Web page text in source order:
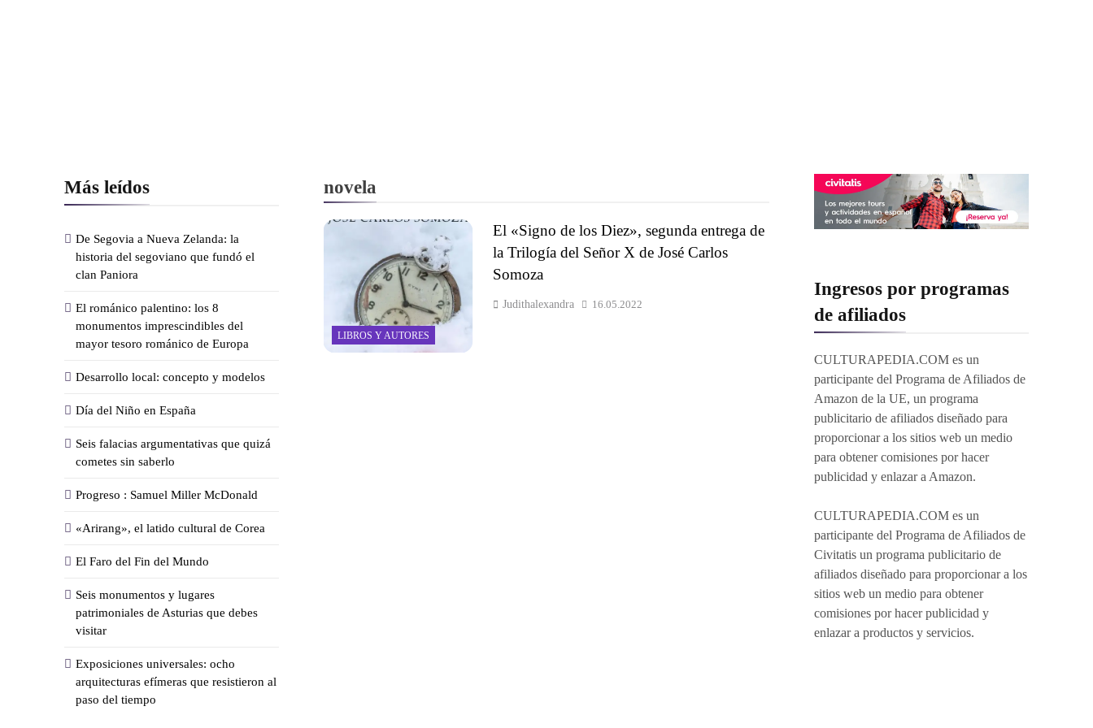
Más leídos
De Segovia a Nueva Zelanda: la
historia del segoviano que fundó el
clan Paniora
El románico palentino: los 8
monumentos imprescindibles del
mayor tesoro románico de Europa
Desarrollo local: concepto y modelos
Día del Niño en España
Seis falacias argumentativas que quizá
cometes sin saberlo
Progreso : Samuel Miller McDonald
«Arirang», el latido cultural de Corea
El Faro del Fin del Mundo
Seis monumentos y lugares
patrimoniales de Asturias que debes
visitar
Exposiciones universales: ocho
arquitecturas efímeras que resistieron al
paso del tiempo
novela
LIBROS Y AUTORES
El «Signo de los Diez», segunda entrega de
la Trilogía del Señor X de José Carlos
Somoza
Judithalexandra 16.05.2022
Ingresos por programas
de afiliados
CULTURAPEDIA.COM es un
participante del Programa de Afiliados de
Amazon de la UE, un programa
publicitario de afiliados diseñado para
proporcionar a los sitios web un medio
para obtener comisiones por hacer
publicidad y enlazar a Amazon.
CULTURAPEDIA.COM es un
participante del Programa de Afiliados de
Civitatis un programa publicitario de
afiliados diseñado para proporcionar a los
sitios web un medio para obtener
comisiones por hacer publicidad y
enlazar a productos y servicios.